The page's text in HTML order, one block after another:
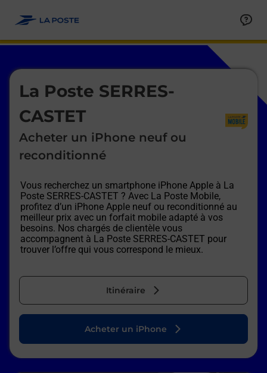
La Poste SERRES-
CASTET
Acheter un iPhone neuf ou
reconditionné
Vous recherchez un smartphone iPhone Apple à La
Poste SERRES-CASTET ? Avec La Poste Mobile,
profitez d’un iPhone Apple neuf ou reconditionné au
meilleur prix avec un forfait mobile adapté à vos
besoins. Nos chargés de clientèle vous
accompagnent à La Poste SERRES-CASTET pour
trouver l’offre qui vous correspond le mieux.
Itinéraire
Le lien s'ouvre dans un nouvel onglet
Acheter un iPhone